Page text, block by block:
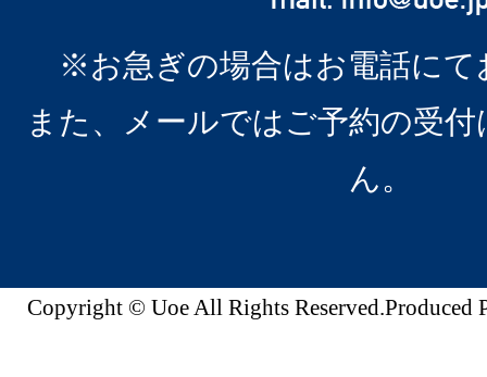
※お急ぎの場合はお電話にて
また、メールではご予約の受
ん。
Copyright © Uoe All Rights Reserved.Produced